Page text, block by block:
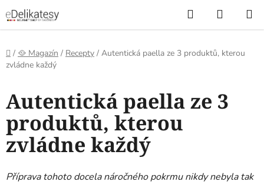
na
obsah
Hledat
KOŠÍK
Domů
/ 🥘 Magazín / Recepty / Autentická paella ze 3 produktů, kterou
zvládne každý
Autentická paella ze 3
produktů, kterou
zvládne každý
Příprava tohoto docela náročného pokrmu nikdy nebyla tak